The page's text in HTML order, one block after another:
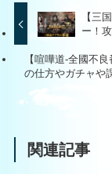
【三
ー！
【喧嘩道-全國不
の仕方やガチャや
関連記事